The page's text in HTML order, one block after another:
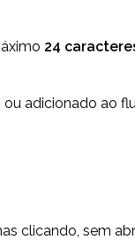
24
adicionado ao
clicando, sem